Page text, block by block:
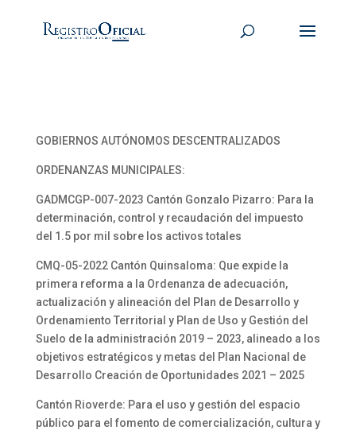
GOBIERNOS AUTÓNOMOS DESCENTRALIZADOS
ORDENANZAS MUNICIPALES:
GADMCGP-007-2023 Cantón Gonzalo Pizarro: Para la
determinación, control y recaudación del impuesto
del 1.5 por mil sobre los activos totales
CMQ-05-2022 Cantón Quinsaloma: Que expide la
primera reforma a la Ordenanza de adecuación,
actualización y alineación del Plan de Desarrollo y
Ordenamiento Territorial y Plan de Uso y Gestión del
Suelo de la administración 2019 – 2023, alineado a los
objetivos estratégicos y metas del Plan Nacional de
Desarrollo Creación de Oportunidades 2021 – 2025
Cantón Rioverde: Para el uso y gestión del espacio
público para el fomento de comercialización, cultura y